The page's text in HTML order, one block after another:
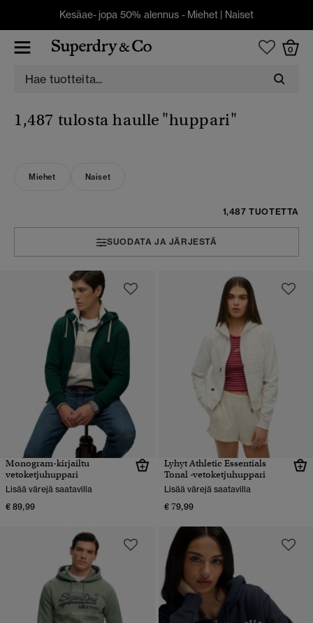
Kesäae- jopa 50% alennus - Miehet | Naiset
0
1,487 tulosta haulle "huppari"
Miehet Naiset
1,487 TUOTETTA
SUODATA JA JÄRJESTÄ
Monogram-kirjailtu
vetoketjuhuppari
Lisää värejä saatavilla
€ 89,99
Lyhyt Athletic Essentials
Tonal -vetoketjuhuppari
Lisää värejä saatavilla
€ 79,99